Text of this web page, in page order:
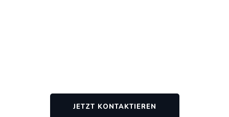
JETZT KONTAKTIEREN